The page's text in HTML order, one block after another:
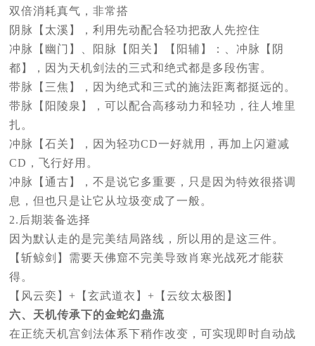
双倍消耗真气，非常搭
阴脉【太溪】，利用先动配合轻功把敌人先控住
冲脉【幽门】、阳脉【阳关】【阳辅】：、冲脉【阴
都】，因为天机剑法的三式和绝式都是多段伤害。
带脉【三焦】，因为绝式和三式的施法距离都挺远的。
带脉【阳陵泉】，可以配合高移动力和轻功，往人堆里
扎。
冲脉【石关】，因为轻功CD一好就用，再加上闪避减
CD，飞行好用。
冲脉【通古】，不是说它多重要，只是因为特效很搭调
息，但也只是让它从垃圾变成了一般。
2.后期装备选择
因为默认走的是完美结局路线，所以用的是这三件。
【斩鲸剑】需要天佛窟不完美导致肖寒光战死才能获
得。
【风云奕】+【玄武道衣】+【云纹太极图】
六、天机传承下的金蛇幻蛊流
在正统天机宫剑法体系下稍作改变，可实现即时自动战